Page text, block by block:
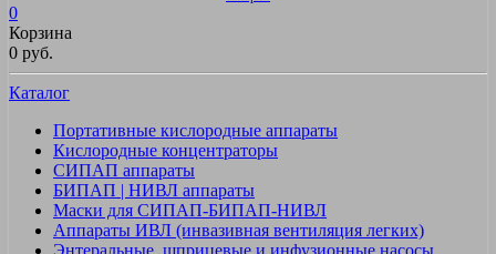
0
Корзина
0 руб.
Каталог
Портативные кислородные аппараты
Кислородные концентраторы
СИПАП аппараты
БИПАП | НИВЛ аппараты
Маски для СИПАП-БИПАП-НИВЛ
Аппараты ИВЛ (инвазивная вентиляция легких)
Энтеральные, шприцевые и инфузионные насосы